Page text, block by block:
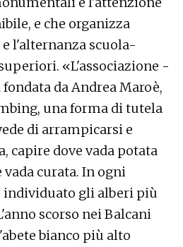
e che organizza
l'alternanza scuola-
«L'associazione -
da Andrea Maroè,
una forma di tutela
di arrampicarsi e
capire dove vada potata
curata. In ogni
individuato gli alberi più
scorso nei Balcani
bianco più alto